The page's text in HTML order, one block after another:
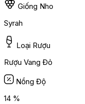
Giống Nho
Syrah
Loại Rượu
Rượu Vang Đỏ
Nồng Độ
14 %